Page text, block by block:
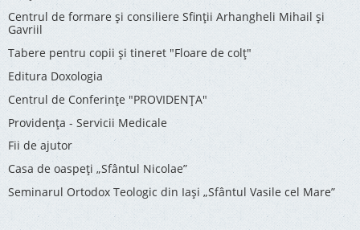
Centrul de formare și consiliere Sfinții Arhangheli Mihail și
Gavriil
Tabere pentru copii şi tineret "Floare de colţ"
Editura Doxologia
Centrul de Conferinţe "PROVIDENŢA"
Providenţa - Servicii Medicale
Fii de ajutor
Casa de oaspeți „Sfântul Nicolae”
Seminarul Ortodox Teologic din Iași „Sfântul Vasile cel Mare”